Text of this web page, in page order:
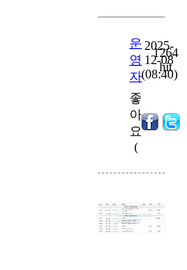
운
영
자
2025-
12-08
(08:40)
1264
hit
좋
아
요
(
0 )